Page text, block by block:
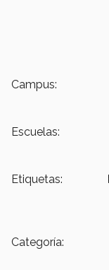
Campus:
Escuelas:
Etiquetas:
Categoría: